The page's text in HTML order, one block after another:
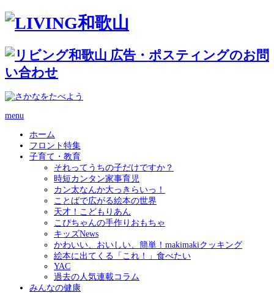
menu
ホーム
フロント特集
子育て・教育
それってうちの子だけですか？
時短カンタン家事育児
カン太なんか大っきらいっ！
ことばで広がる絵本の世界
天才！こどもりあん
こぴちゃんの手作りおもちゃ
キッズNews
かわいい、おいしい、簡単！makimakiクッキング
絵本に出てくる「これ！」食べたい
YAC
過去の人気連載コラム
みんなの健康